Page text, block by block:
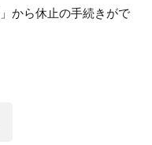
から休止の手続きがで